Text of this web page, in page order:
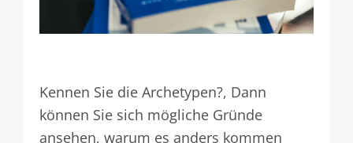
Kennen Sie die Archetypen?, Dann
können Sie sich mögliche Gründe
ansehen, warum es anders kommen